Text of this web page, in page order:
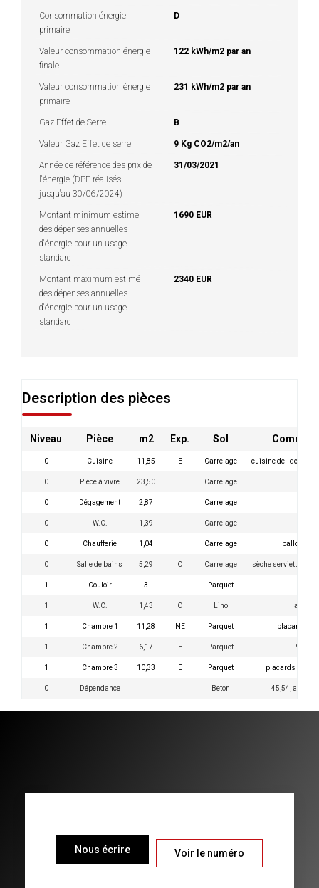
Consommation énergie
primaire
D
Valeur consommation énergie
finale
122 kWh/m2 par an
Valeur consommation énergie
primaire
231 kWh/m2 par an
Gaz Effet de Serre B
Valeur Gaz Effet de serre 9 Kg CO2/m2/an
Année de référence des prix de
l'énergie (DPE réalisés
jusqu'au 30/06/2024)
31/03/2021
Montant minimum estimé
des dépenses annuelles
d'énergie pour un usage
standard
1690 EUR
Montant maximum estimé
des dépenses annuelles
d'énergie pour un usage
standard
2340 EUR
Description des pièces
Niveau Pièce m2 Exp. Sol
0 Cuisine 11,85 E Carrelage cuisine de - de 10
0 Pièce à vivre 23,50 E Carrelage
0 Dégagement 2,87 Carrelage
0 W.C. 1,39 Carrelage
0 Chaufferie 1,04 Carrelage ballon +
0 Salle de bains 5,29 O Carrelage sèche serviette +
1 Couloir 3 Parquet
1 W.C. 1,43 O Lino lave
1 Chambre 1 11,28 NE Parquet placards
1 Chambre 2 6,17 E Parquet 9.19
1 Chambre 3 10,33 E Parquet placards 16.80
0 Dépendance Beton 45,54,
Nous écrire Voir le numéro